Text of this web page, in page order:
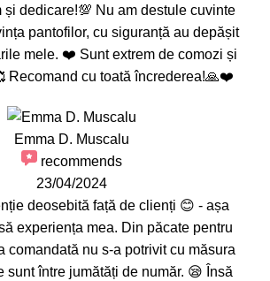
și dedicare!💯 Nu am destule cuvinte
pantofilor, cu siguranță au depășit
mele. ❤️ Sunt extrem de comozi și
Recomand cu toată încrederea!🙏❤️
Emma D. Muscalu
recommends
23/04/2024
deosebită față de clienți 😊 - așa
experiența mea. Din păcate pentru
comandată nu s-a potrivit cu măsura
sunt între jumătăți de număr. 😪 Însă